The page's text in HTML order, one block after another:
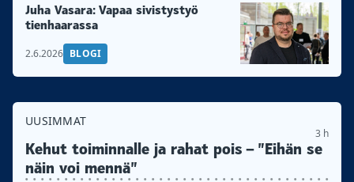
Juha Vasara: Vapaa sivistystyö
tienhaarassa
2.6.2026 BLOGI
UUSIMMAT
3 h
Kehut toiminnalle ja rahat pois – ”Eihän se
näin voi mennä”